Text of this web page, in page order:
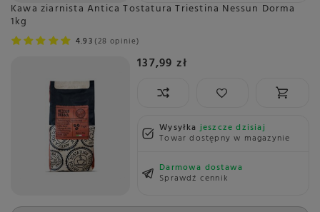
Kawa ziarnista Antica Tostatura Triestina Nessun Dorma
1kg
4.93 28 opinie
137,99 zł
Wysyłkajeszcze dzisiaj
Towar dostępny w magazynie
Darmowa dostawa
Sprawdź cennik